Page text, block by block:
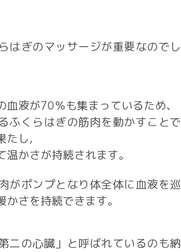
はぎのマッサージが重要なのでし
血液が70％も集まっているため、
ふくらはぎの筋肉を動かすことで
たし,
かさが持続されます。
がポンプとなり体全体に血液を巡
かさを持続できます。
二の心臓」と呼ばれているのも納